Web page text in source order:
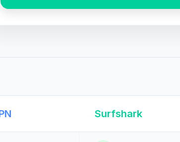
Surfshark